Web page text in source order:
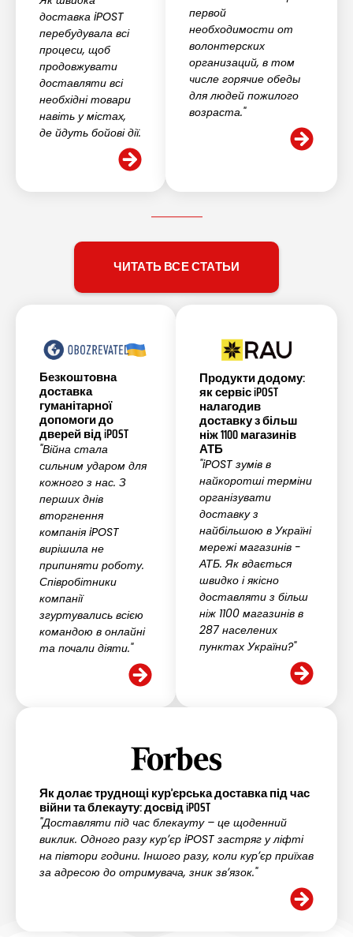
Безкоштовна
доставка
гуманітарної
допомоги до
дверей від iPOST
"Війна стала
сильним ударом для
кожного з нас. З
перших днів
вторгнення
компанія iPOST
вирішила не
припиняти роботу.
Співробітники
компанії
згуртувались всією
командою в онлайні
та почали діяти."
Продукти додому:
як сервіс iPOST
налагодив
доставку з більш
ніж 1100 магазинів
АТБ
"iPOST зумів в
найкоротші терміни
організувати
доставку з
найбільшою в Україні
мережі магазинів -
АТБ. Як вдається
швидко і якісно
доставляти з більш
ніж 1100 магазинів в
287 населених
пунктах України?"
Як долає труднощі курʼєрська доставка під час
війни та блекауту: досвід iPOST
"Доставляти під час блекауту – це щоденний
виклик. Одного разу курʼєр iPOST застряг у ліфті
на півтори години. Іншого разу, коли курʼєр приїхав
за адресою до отримувача, зник звʼязок."
доставка iPOST
перебудувала всі
процеси, щоб
продовжувати
доставляти всі
необхідні товари
навіть у містах,
де йдуть бойові дії.
первой
необходимости от
волонтерских
организаций, в том
числе горячие обеды
для людей пожилого
возраста."
ЧИТАТЬ ВСЕ СТАТЬИ